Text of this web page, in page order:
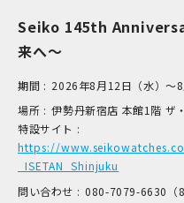
Seiko 145th
来へ～
期間 : 2026年8月12日（水）～8
場所 : 伊​勢丹新宿店 本​館1階 ザ​
特設サイト :
https://
_ISETAN_Shinjuku
問い合わせ : 0​80-7​079-6​630（